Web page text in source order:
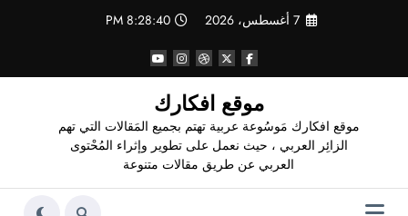
7 أغسطس، 2026 8:28:41 PM
موقع افكارك
موقع افكارك مَوسُوعة عربية تهتم بجميع المَقالات التي تهم
الزائِر العربي ، حيث نعمل على تطوير وإثراء المُحْتوى
العربي عن طريق مقالات متنوعة